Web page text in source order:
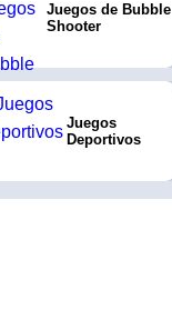
Juegos de Bubble
Shooter
Juegos
Deportivos